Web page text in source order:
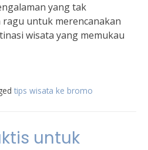
yang tak
ragu untuk merencanakan
wisata yang memukau
tips wisata ke bromo
untuk